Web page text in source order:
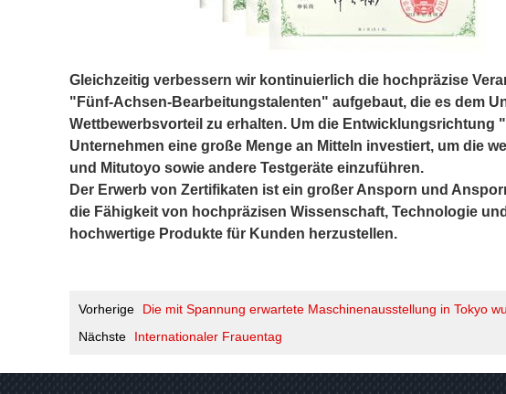
Gleichzeitig verbessern wir kontinuierlich die hochpräzise
"Fünf-Achsen-Bearbeitungstalenten" aufgebaut, die es dem
Wettbewerbsvorteil zu erhalten. Um die
Unternehmen eine große Menge an Mitteln investiert, um die
und Mitutoyo sowie andere Testgeräte einzuführen.
Der Erwerb von Zertifikaten ist ein großer Ansporn und
die Fähigkeit von hochpräzisen Wissenschaft, Technologie
hochwertige Produkte für Kunden herzustellen.
Vorherige
Die mit Spannung erwartete Maschinenausstellung in Tokyo
Nächste
Internationaler Frauentag